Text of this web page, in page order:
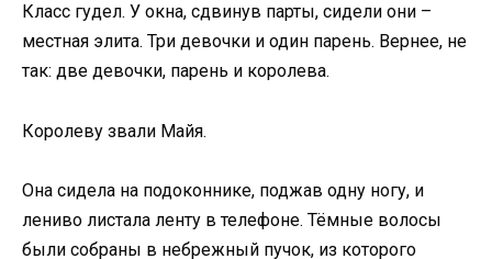
Класс гудел. У окна, сдвинув парты, сидели они –
местная элита. Три девочки и один парень. Вернее, не
так: две девочки, парень и королева.
Королеву звали Майя.
Она сидела на подоконнике, поджав одну ногу, и
лениво листала ленту в телефоне. Тёмные волосы
были собраны в небрежный пучок, из которого